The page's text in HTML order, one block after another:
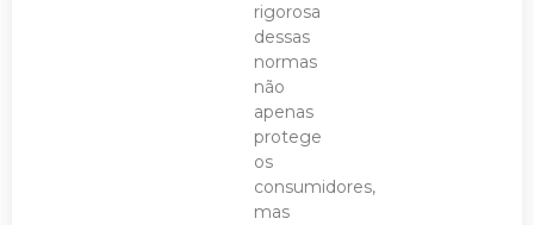
rigorosa
dessas
normas
não
apenas
protege
os
consumidores,
mas